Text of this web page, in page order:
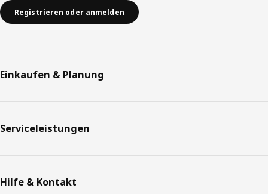
Registrieren oder anmelden
Einkaufen & Planung
Serviceleistungen
Hilfe & Kontakt